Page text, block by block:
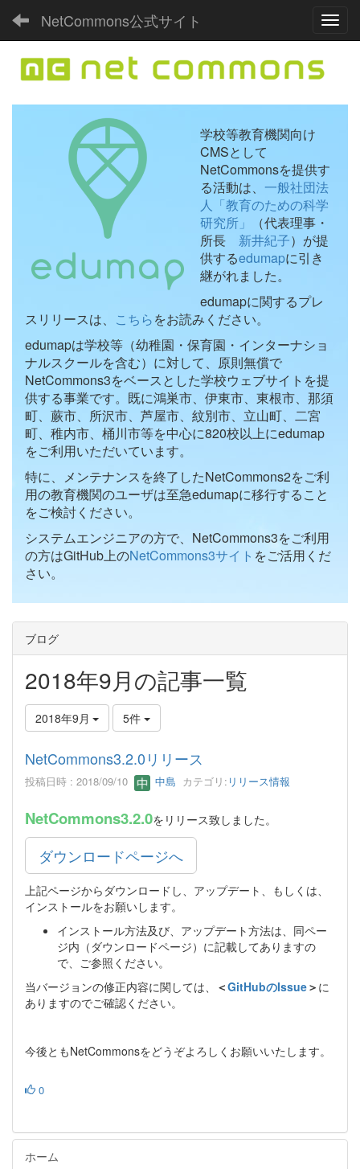
NetCommons公式サイト
学校等教育機関向け
CMSとして
NetCommonsを提供す
る活動は、 一般社団法
人「教育のための科学
研究所」
（代表理事・
所長 新井紀子）が提
供するedumapに引き
継がれました。
edumapに関するプレ
スリリースは、 こちらをお読みください。
edumapは学校等（幼稚園・保育園・インターナショ
ナルスクールを含む）に対して、原則無償で
NetCommons3をベースとした学校ウェブサイトを提
供する事業です。既に鴻巣市、伊東市、東根市、那須
町、蕨市、所沢市、芦屋市、紋別市、立山町、二宮
町、稚内市、桶川市等を中心に820校以上にedumap
をご利用いただいています。
特に、メンテナンスを終了したNetCommons2をご利
用の教育機関のユーザは至急edumapに移行すること
をご検討ください。
システムエンジニアの方で、NetCommons3をご利用
の方はGitHub上のNetCommons3サイト をご活用くだ
さい。
ブログ
2018年9月の記事一覧
2018年9月 5件
NetCommons3.2.0リリース
投稿日時 : 2018/09/10 中島 カテゴリ: リリース情報
NetCommons3.2.0をリリース致しました。
ダウンロードページへ
上記ページからダウンロードし、アップデート、もしくは、
インストールをお願いします。
インストール方法及び、アップデート方法は、同ペー
ジ内（ダウンロードページ）に記載してありますの
で、ご参照ください。
当バージョンの修正内容に関しては、
＜GitHubのIssue＞ に
ありますのでご確認ください。
今後ともNetCommonsをどうぞよろしくお願いいたします。
0
ホーム